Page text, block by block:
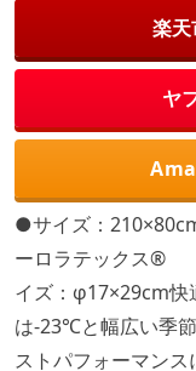
楽
ヤ
●サイズ：
ーロラテックス®
イズ：φ17×29cm
は-23℃と幅広い季
ストパフォーマン